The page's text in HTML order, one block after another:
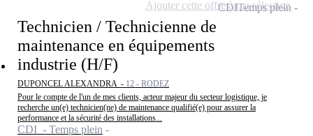
Technicien / Technicienne de
maintenance en équipements
industrie (H/F)
DUPONCEL ALEXANDRA - 12 - RODEZ
Pour le compte de l'un de mes clients, acteur majeur du secteur logistique, je
recherche un(e) technicien(ne) de maintenance qualifié(e) pour assurer la
performance et la sécurité des installations...
CDI - Temps plein
CDITemps plein
Ajouter cette offre à ma sélection